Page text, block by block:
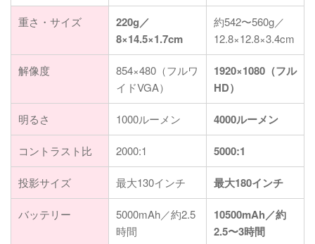
重さ・サイズ
220g／
8×14.5×1.7cm
約542〜560g／
12.8×12.8×3.4cm
解像度
854×480（フルワ
イドVGA）
1920×1080（フル
HD）
明るさ 1000ルーメン 4000ルーメン
コントラスト比 2000:1 5000:1
投影サイズ 最大130インチ 最大180インチ
バッテリー
5000mAh／約2.5
時間
10500mAh／約
2.5〜3時間